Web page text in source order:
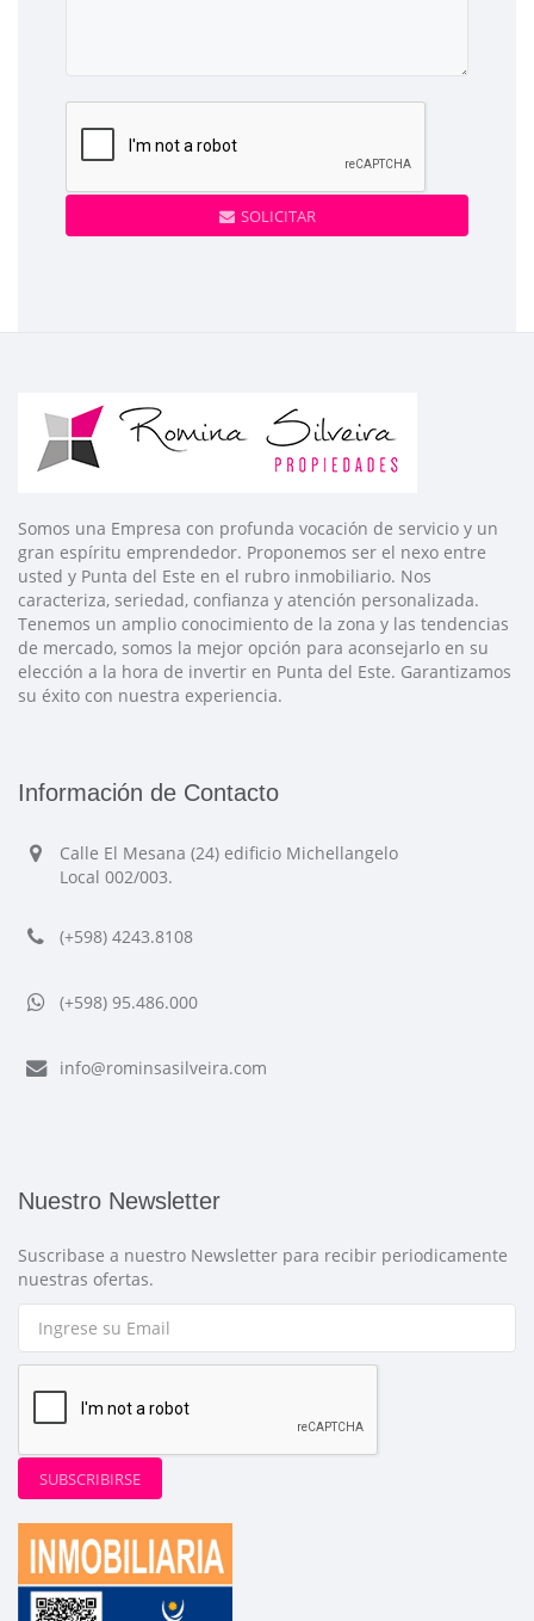
SOLICITAR
Somos una Empresa con profunda vocación de servicio y un
gran espíritu emprendedor. Proponemos ser el nexo entre
usted y Punta del Este en el rubro inmobiliario. Nos
caracteriza, seriedad, confianza y atención personalizada.
Tenemos un amplio conocimiento de la zona y las tendencias
de mercado, somos la mejor opción para aconsejarlo en su
elección a la hora de invertir en Punta del Este. Garantizamos
su éxito con nuestra experiencia.
Información de Contacto
Calle El Mesana (24) edificio Michellangelo
Local 002/003.
(+598) 4243.8108
(+598) 95.486.000
info@rominsasilveira.com
Nuestro Newsletter
Suscribase a nuestro Newsletter para recibir periodicamente
nuestras ofertas.
SUBSCRIBIRSE